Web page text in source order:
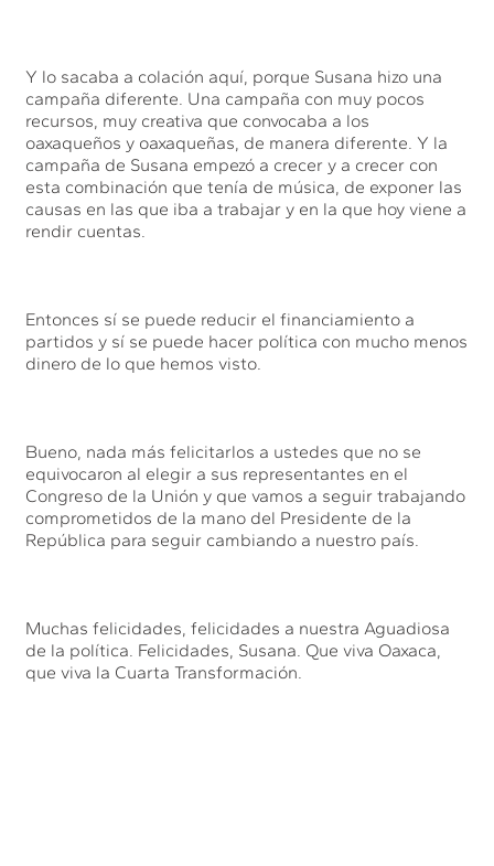
Y lo sacaba a colación aquí, porque Susana hizo una
campaña diferente. Una campaña con muy pocos
recursos, muy creativa que convocaba a los
oaxaqueños y oaxaqueñas, de manera diferente. Y la
campaña de Susana empezó a crecer y a crecer con
esta combinación que tenía de música, de exponer las
causas en las que iba a trabajar y en la que hoy viene a
rendir cuentas.
Entonces sí se puede reducir el financiamiento a
partidos y sí se puede hacer política con mucho menos
dinero de lo que hemos visto.
Bueno, nada más felicitarlos a ustedes que no se
equivocaron al elegir a sus representantes en el
Congreso de la Unión y que vamos a seguir trabajando
comprometidos de la mano del Presidente de la
República para seguir cambiando a nuestro país.
Muchas felicidades, felicidades a nuestra Aguadiosa
de la política. Felicidades, Susana. Que viva Oaxaca,
que viva la Cuarta Transformación.